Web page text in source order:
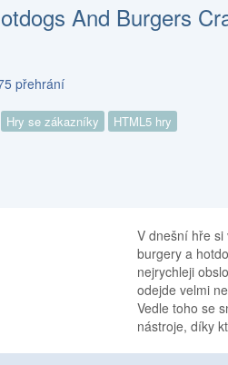
And Burgers
přehrání
Hry se zákazníky HTML5 hry
V dnešní hře
burgery a
nejrychleji
odejde velmi
Vedle toho se
nástroje, díky